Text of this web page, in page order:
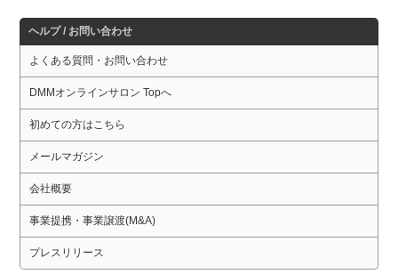
ヘルプ / お問い合わせ
よくある質問・お問い合わせ
DMMオンラインサロン Topへ
初めての方はこちら
メールマガジン
会社概要
事業提携・事業譲渡(M&A)
プレスリリース